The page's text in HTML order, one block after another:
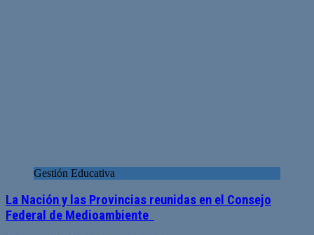
Gestión Educativa
La Nación y las Provincias reunidas en el Consejo
Federal de Medioambiente